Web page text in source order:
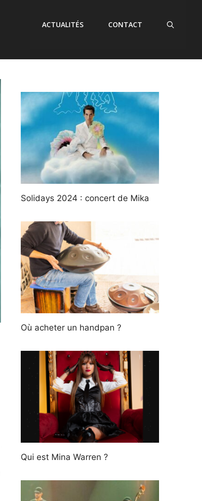
ACTUALITÉS CONTACT
Solidays 2024 : concert de Mika
Où acheter un handpan ?
Qui est Mina Warren ?